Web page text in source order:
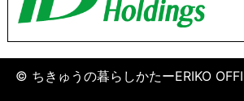
© ちきゅうの暮らしかたーERIKO